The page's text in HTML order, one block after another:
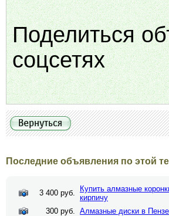
Поделиться
соцсетях
Последние объявления по этой
3 400 руб.
Купить алмазные
кирпичу
300 руб. Алмазные диски в